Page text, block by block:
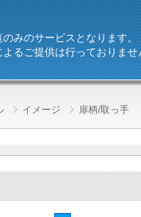
みのサービスとなります。
るご提供は行っておりませ
イメージ 扉柄/取っ手